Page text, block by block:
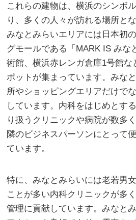
これらの建物は、横浜のシンボ
り、多くの人々が訪れる場所と
みなとみらいエリアには日本初
グモールである「MARK IS みな
術館、横浜赤レンガ倉庫1号館な
ポットが集まっています。みな
所やショッピングエリアだけで
しています。内科をはじめとす
り扱うクリニックや病院が数多
隣のビジネスパーソンにとって
ています。
特に、みなとみらいには老若男
ことが多い内科クリニックが多
管理に貢献しています。みなと